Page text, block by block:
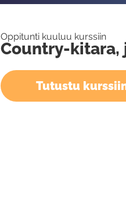
Oppitunti kuuluu kurssiin
Country-kitara,
Tutustu